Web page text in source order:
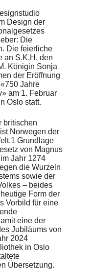
in Oslo eine von
in einer neuen
und
mittelalterliche
zu nähern: Wie
ist vom Codex
die Mitte des 14.
in gotischer Textura,
die dänische Adelige
Alt-norwegischen
der rechten Seite
wurden in eine
übersetzt, wobei
– und damit
Für die modernen
das Designstudio
aus dem
Bittner(Apfel Zet)
und
Eine Hommage
dar: Jedes Kapitel
verzierten Buchstaben.
Jahrhundert wurde
Gold stark reduziert.
Leder gebunden,
Der Buchblock mit
Design der
Die
Die feierliche
an S.K.H. den
Königin Sonja
der Eröffnung
Jahre
am 1. Februar
Oslo statt.
britischen
Norwegen der
von Magnus
Jahr 1274
die Wurzeln
sowie der
– beides
Form der
Vorbild für eine
eine der
Jubiläums von
2024
in Oslo
Übersetzung.